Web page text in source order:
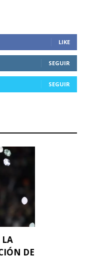
LIKE
SEGUIR
SEGUIR
LA
DE